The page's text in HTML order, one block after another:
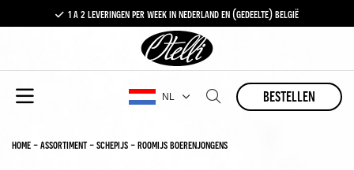
1 a 2 leveringen per week in nederland en (gedeelte) belgië
gratis levering vanaf €100,-
1 a 2 leveringen per week in nederland en (gedeelte) belgië
NL bestellen
home-assortiment-schepijs-roomijs boerenjongens